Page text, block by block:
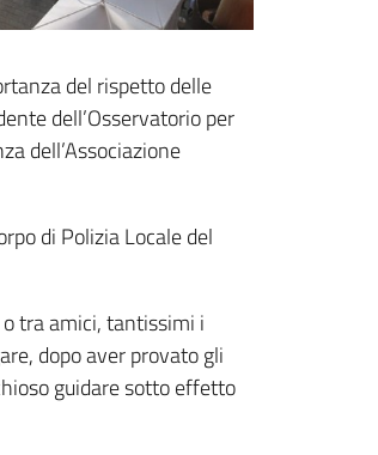
del rispetto delle
dell’Osservatorio per
dell’Associazione
di Polizia Locale del
tra amici, tantissimi i
dopo aver provato gli
guidare sotto effetto